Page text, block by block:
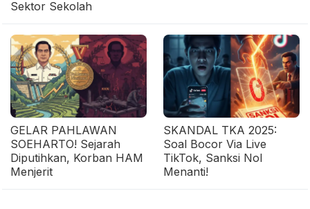
Sektor Sekolah
GELAR PAHLAWAN
SOEHARTO! Sejarah
Diputihkan, Korban HAM
Menjerit
SKANDAL TKA 2025:
Soal Bocor Via Live
TikTok, Sanksi Nol
Menanti!